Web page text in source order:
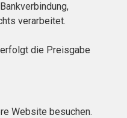
verarbeitet.
die Preisgabe
Website besuchen.